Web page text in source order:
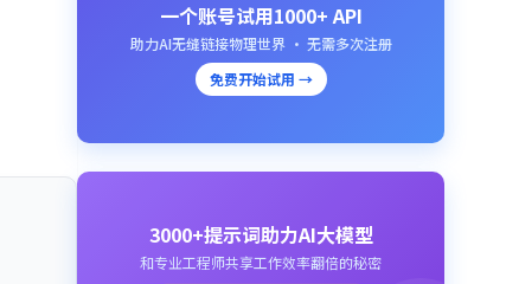
一个账号试用1000+ API
助力AI无缝链接物理世界 · 无需多次注册
免费开始试用 →
3000+提示词助力AI大模型
和专业工程师共享工作效率翻倍的秘密